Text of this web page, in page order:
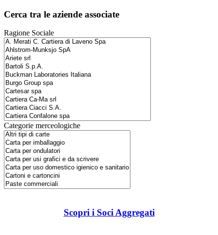
Cerca tra le aziende associate
Ragione Sociale
Categorie merceologiche
Scopri i Soci Aggregati